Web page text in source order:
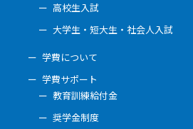
高校生入試
大学生・短大生・社会人入試
学費について
学費サポート
教育訓練給付金
奨学金制度